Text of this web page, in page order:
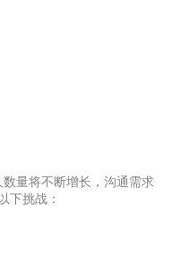
数量将不断增长，沟通需求
下挑战：